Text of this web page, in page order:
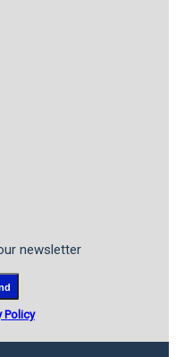
newsletter
Policy